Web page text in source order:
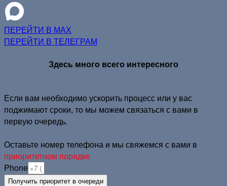
ПЕРЕЙТИ В МАХ
ПЕРЕЙТИ В ТЕЛЕГРАМ
Здесь много всего интересного
Если вам необходимо ускорить процесс или у вас
поджимают сроки, то мы можем связаться с вами в
первую очередь.
Оставьте номер телефона и мы свяжемся с вами в
приоритетном порядке
Phone
Получить приоритет в очереди